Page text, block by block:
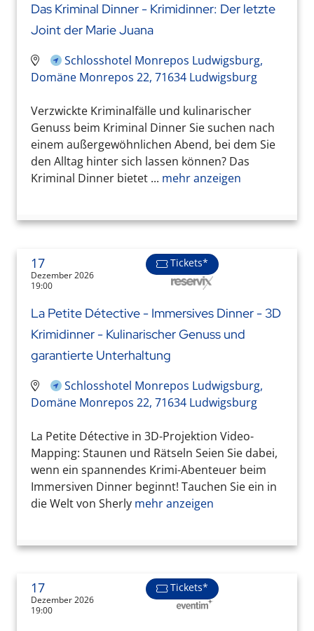
Das Kriminal Dinner - Krimidinner: Der letzte
Joint der Marie Juana
Schlosshotel Monrepos Ludwigsburg,
Domäne Monrepos 22, 71634 Ludwigsburg
Verzwickte Kriminalfälle und kulinarischer
Genuss beim Kriminal Dinner Sie suchen nach
einem außergewöhnlichen Abend, bei dem Sie
den Alltag hinter sich lassen können? Das
Kriminal Dinner bietet ... mehr anzeigen
17
Dezember 2026
19:00
Tickets*
La Petite Détective - Immersives Dinner - 3D
Krimidinner - Kulinarischer Genuss und
garantierte Unterhaltung
Schlosshotel Monrepos Ludwigsburg,
Domäne Monrepos 22, 71634 Ludwigsburg
La Petite Détective in 3D-Projektion Video-
Mapping: Staunen und Rätseln Seien Sie dabei,
wenn ein spannendes Krimi-Abenteuer beim
Immersiven Dinner beginnt! Tauchen Sie ein in
die Welt von Sherly mehr anzeigen
17
Dezember 2026
19:00
Tickets*